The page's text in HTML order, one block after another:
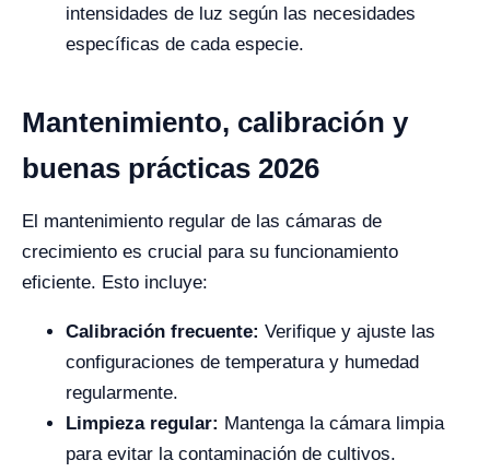
intensidades de luz según las necesidades
específicas de cada especie.
Mantenimiento, calibración y
buenas prácticas 2026
El mantenimiento regular de las cámaras de
crecimiento es crucial para su funcionamiento
eficiente. Esto incluye:
Calibración frecuente: Verifique y ajuste las
configuraciones de temperatura y humedad
regularmente.
Limpieza regular: Mantenga la cámara limpia
para evitar la contaminación de cultivos.